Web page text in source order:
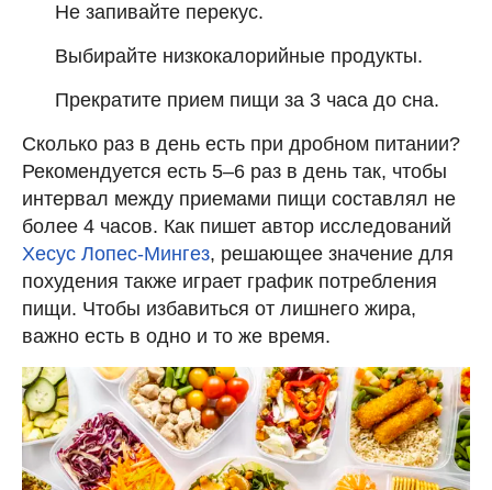
Не запивайте перекус.
Выбирайте низкокалорийные продукты.
Прекратите прием пищи за 3 часа до сна.
Сколько раз в день есть при дробном питании?
Рекомендуется есть 5–6 раз в день так, чтобы
интервал между приемами пищи составлял не
более 4 часов. Как пишет автор исследований
Хесус Лопес-Мингез, решающее значение для
похудения также играет график потребления
пищи. Чтобы избавиться от лишнего жира,
важно есть в одно и то же время.